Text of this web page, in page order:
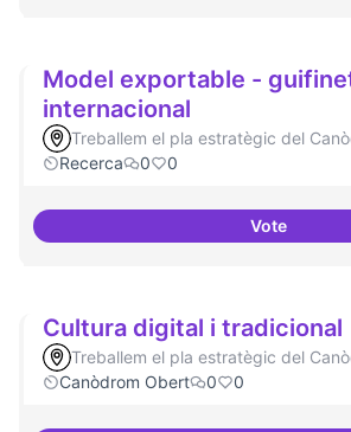
Model exportable -
internacional
Treballem el pla estratègic del
Recerca
0 0
VoteModel
Cultura digital i tradicional
Treballem el pla estratègic del
Canòdrom Obert
0 0